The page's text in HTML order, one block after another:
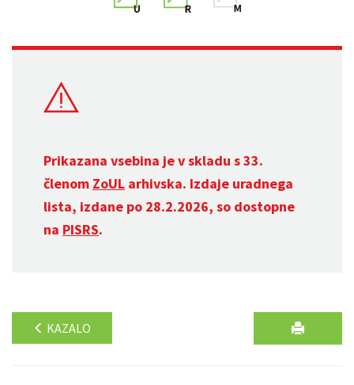
Prikazana vsebina je v skladu s 33.
členom ZoUL arhivska. Izdaje uradnega
lista, izdane po 28.2.2026, so dostopne
na PISRS.
KAZALO